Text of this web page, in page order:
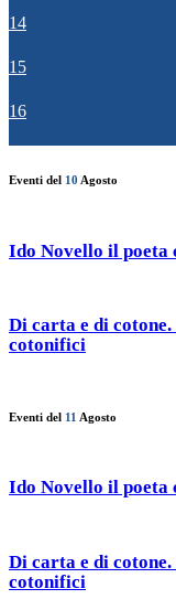
14
15
16
Eventi del 10 Agosto
Ido Novello il poeta
Di carta e di
cotonifici
Eventi del 11 Agosto
Ido Novello il poeta
Di carta e di
cotonifici